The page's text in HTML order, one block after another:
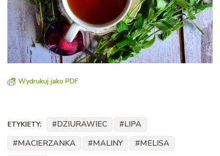
Wydrukuj jako PDF
ETYKIETY: DZIURAWIEC
LIPA
MACIERZANKA
MALINY
MELISA